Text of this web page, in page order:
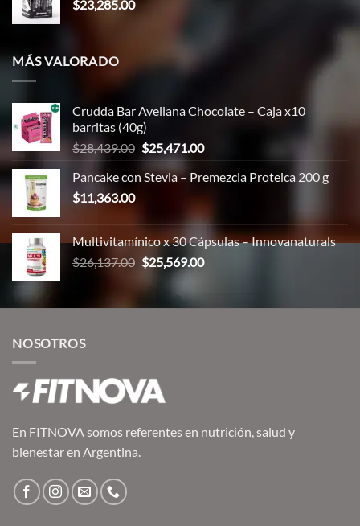
$23,285.00
MÁS VALORADO
Crudda Bar Avellana Chocolate – Caja x10
barritas (40g)
$28,439.00 El
precio
original
$28,439.00.
$25,471.00El
precio
actual
es:
Pancake con Stevia – Premezcla Proteica 200 g
$11,363.00
Multivitamínico x 30 Cápsulas – Innovanaturals
$26,137.00 El
precio
original
era:
$25,569.00El
es:
NOSOTROS
En FITNOVA somos referentes en nutrición, salud y
bienestar en Argentina.